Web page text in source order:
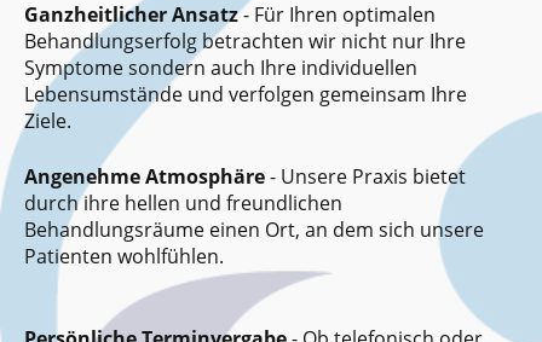
Ganzheitlicher Ansatz- Für Ihren optimalen
Behandlungserfolg betrachten wir nicht nur Ihre
Symptome sondern auch Ihre individuellen
Lebensumstände und verfolgen gemeinsam Ihre
Ziele.
Angenehme Atmosphäre- Unsere Praxis bietet
durch ihre hellen und freundlichen
Behandlungsräume einen Ort, an dem sich unsere
Patienten wohlfühlen.